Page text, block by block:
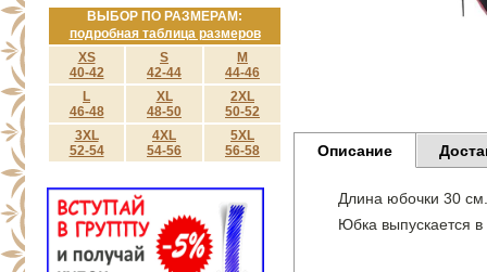
ВЫБОР ПО РАЗМЕРАМ:
подробная таблица размеров
XS
40-42
S
42-44
M
44-46
L
46-48
XL
48-50
2XL
50-52
3XL
52-54
4XL
54-56
5XL
56-58
Описание
Длина юбочки 30 см.
Юбка выпускается